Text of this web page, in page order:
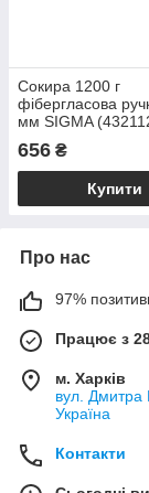
Сокира 1200 г
фібергласова
мм SIGMA
656 ₴
Купити
Про нас
97%
Працює з
м. Харків
вул. Дмитра
Україна
Контакти